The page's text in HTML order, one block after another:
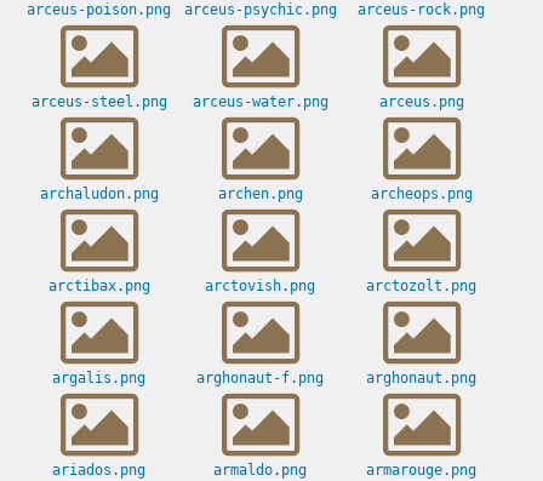
arceus-poison.png arceus-psychic.png arceus-rock.png
arceus-steel.png arceus-water.png arceus.png
archaludon.png archen.png archeops.png
arctibax.png arctovish.png arctozolt.png
argalis.png arghonaut-f.png arghonaut.png
ariados.png armaldo.png armarouge.png